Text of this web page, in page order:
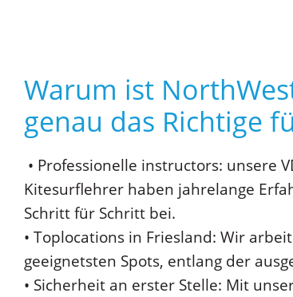
Warum ist
genau das Richtige
• Professionelle instructors: unsere
Kitesurflehrer haben jahrelange
Schritt für Schritt bei.
• Toplocations in Friesland: Wir
geeignetsten Spots, entlang der
• Sicherheit an erster Stelle: Mit